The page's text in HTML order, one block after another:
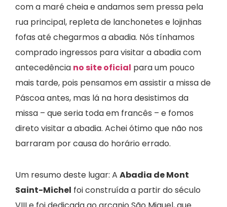
com a maré cheia e andamos sem pressa pela
rua principal, repleta de lanchonetes e lojinhas
fofas até chegarmos a abadia. Nós tínhamos
comprado ingressos para visitar a abadia com
antecedência no site oficial para um pouco
mais tarde, pois pensamos em assistir a missa de
Páscoa antes, mas lá na hora desistimos da
missa – que seria toda em francês – e fomos
direto visitar a abadia. Achei ótimo que não nos
barraram por causa do horário errado.
Um resumo deste lugar: A Abadia de Mont
Saint-Michel foi construída a partir do século